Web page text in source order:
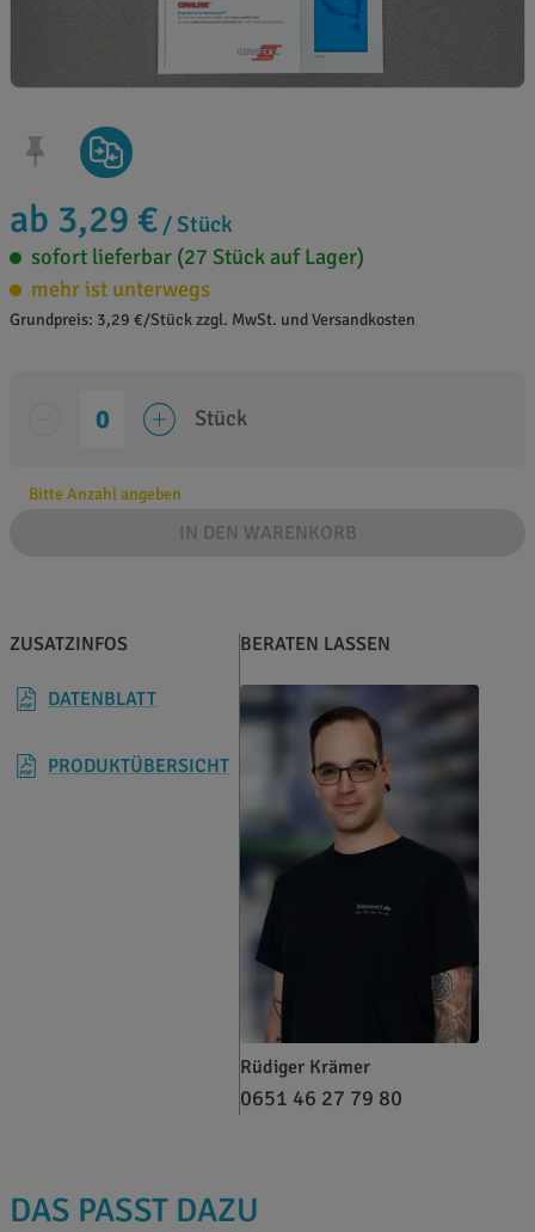
ab 3,29 € / Stück
sofort lieferbar (27 Stück auf Lager)
mehr ist unterwegs
Grundpreis: 3,29 €/Stück zzgl. MwSt. und Versandkosten
Stück
Bitte Anzahl angeben
IN DEN WARENKORB
ZUSATZINFOS
DATENBLATT
PRODUKTÜBERSICHT
BERATEN LASSEN
Rüdiger Krämer
0651 46 27 79 80
DAS PASST DAZU